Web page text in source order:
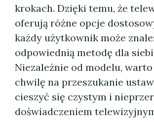
krokach. Dzięki temu, że
oferują różne opcje
każdy użytkownik może
odpowiednią metodę dla
Niezależnie od modelu,
chwilę na przeszukanie
cieszyć się czystym i
doświadczeniem